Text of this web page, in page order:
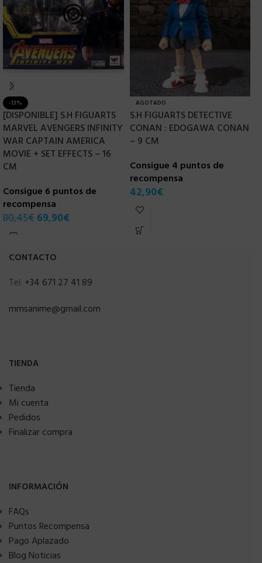
-13%
[DISPONIBLE] S.H FIGUARTS
MARVEL AVENGERS INFINITY
WAR CAPTAIN AMERICA
MOVIE + SET EFFECTS – 16
CM
Consigue 6 puntos de
recompensa
80,45€ 69,90€
AGOTADO
S.H FIGUARTS DETECTIVE
CONAN : EDOGAWA CONAN
– 9 CM
Consigue 4 puntos de
recompensa
42,90€
CONTACTO
Tel: +34 671 27 41 89
mmsanime@gmail.com
TIENDA
Tienda
Mi cuenta
Pedidos
Finalizar compra
INFORMACIÓN
FAQs
Puntos Recompensa
Pago Aplazado
Blog Noticias